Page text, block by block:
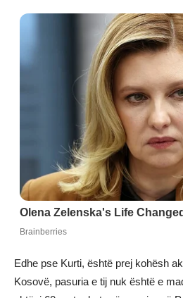
Edhe pse Kurti, është prej kohësh
Kosovë, pasuria e tij nuk është e